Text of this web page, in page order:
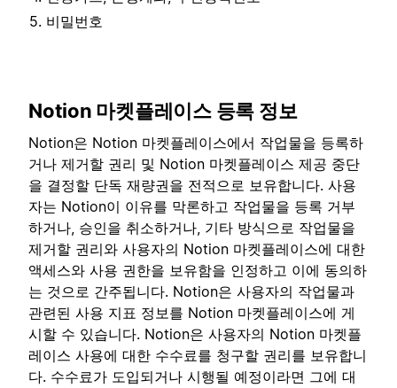
비밀번호
Notion 마켓플레이스 등록 정보
Notion은 Notion 마켓플레이스에서 작업물을 등록하
거나 제거할 권리 및 Notion 마켓플레이스 제공 중단
을 결정할 단독 재량권을 전적으로 보유합니다. 사용
자는 Notion이 이유를 막론하고 작업물을 등록 거부
하거나, 승인을 취소하거나, 기타 방식으로 작업물을
제거할 권리와 사용자의 Notion 마켓플레이스에 대한
액세스와 사용 권한을 보유함을 인정하고 이에 동의하
는 것으로 간주됩니다. Notion은 사용자의 작업물과
관련된 사용 지표 정보를 Notion 마켓플레이스에 게
시할 수 있습니다. Notion은 사용자의 Notion 마켓플
레이스 사용에 대한 수수료를 청구할 권리를 보유합니
다. 수수료가 도입되거나 시행될 예정이라면 그에 대